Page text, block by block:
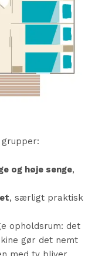
og høje senge,
, særligt praktisk
opholdsrum: det
gør det nemt